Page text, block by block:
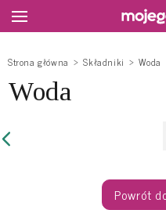
Strona główna Składniki Woda
Woda